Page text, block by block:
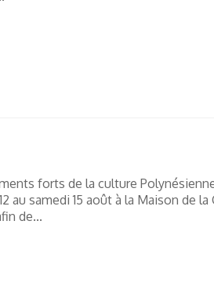
forts de la culture
au samedi 15 août à la Maison de
de...